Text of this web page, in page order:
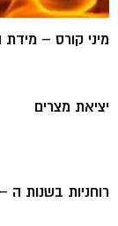
מיני קורס –
יציאת מצרים
רוחניות בשנות ה – 2000